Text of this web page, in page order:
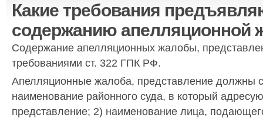
Какие требования
содержанию апелляционной
Содержание апелляционных жалобы,
требованиями ст. 322 ГПК РФ.
Апелляционные жалоба, представление должны
наименование районного суда, в который
представление; 2) наименование лица,